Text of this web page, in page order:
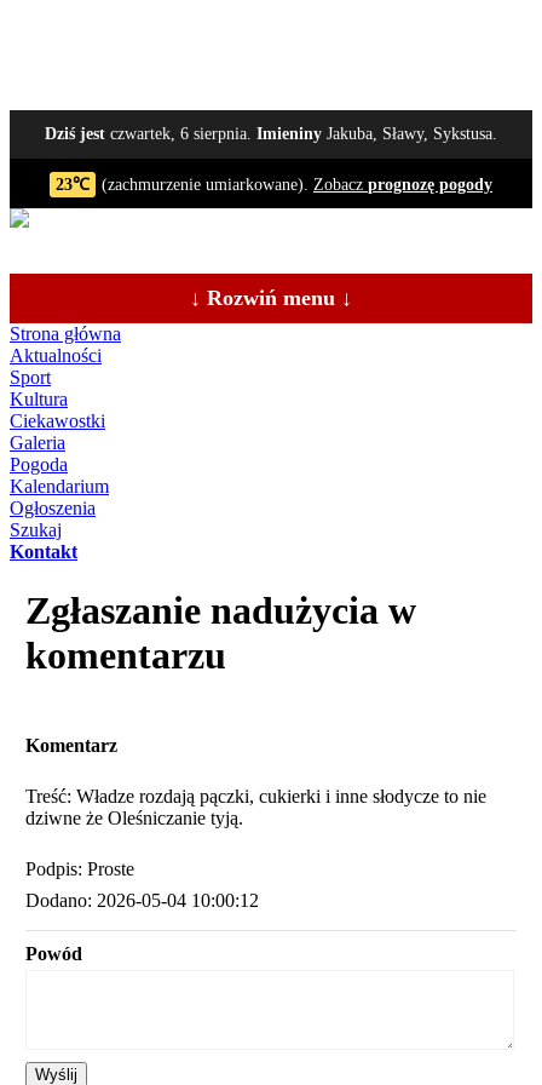
Dziś jestczwartek, 6 sierpnia. ImieninyJakuba, Sławy, Sykstusa.
23℃ (zachmurzenie umiarkowane). Zobacz prognozę pogody
↓ Rozwiń menu ↓
Strona główna
Aktualności
Sport
Kultura
Ciekawostki
Galeria
Pogoda
Kalendarium
Ogłoszenia
Szukaj
Kontakt
Zgłaszanie nadużycia w
komentarzu
Komentarz
Treść: Władze rozdają pączki, cukierki i inne słodycze to nie
dziwne że Oleśniczanie tyją.
Podpis: Proste
Dodano: 2026-05-04 10:00:12
Powód
Wyślij